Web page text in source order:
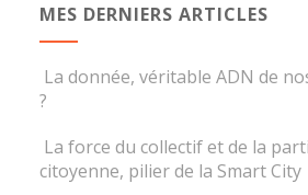
MES DERNIERS ARTICLES
La donnée, véritable ADN de
?
La force du collectif et de la
citoyenne, pilier de la Smart City